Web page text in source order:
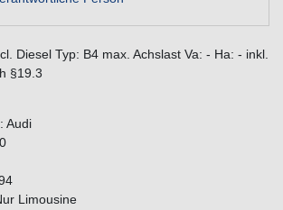
Diesel Typ: B4 max. Achslast Va: - Ha: - inkl.
§19.3
Audi
Limousine